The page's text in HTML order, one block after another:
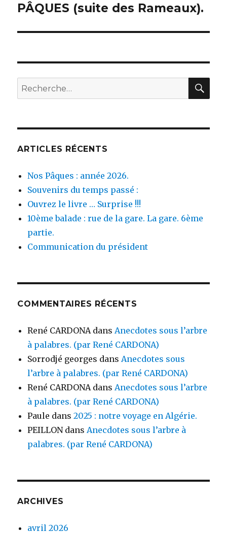
Publication
PÂQUES (suite des Rameaux).
Recherche
pour :
ARTICLES RÉCENTS
Nos Pâques : année 2026.
Souvenirs du temps passé :
Ouvrez le livre … Surprise !!!
10ème balade : rue de la gare. La gare. 6ème
partie.
Communication du président
COMMENTAIRES RÉCENTS
René CARDONA dans Anecdotes sous l’arbre
à palabres. (par René CARDONA)
Sorrodjé georges dans Anecdotes sous
l’arbre à palabres. (par René CARDONA)
René CARDONA dans Anecdotes sous l’arbre
à palabres. (par René CARDONA)
Paule dans2025 : notre voyage en Algérie.
PEILLONdans Anecdotes sous l’arbre à
palabres. (par René CARDONA)
ARCHIVES
avril 2026